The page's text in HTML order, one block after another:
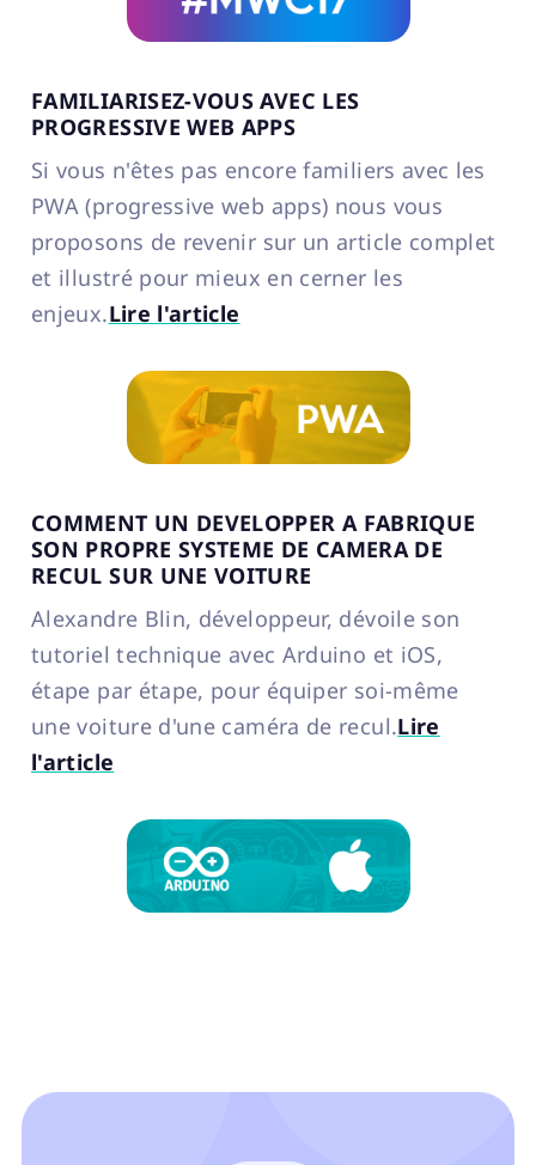
FAMILIARISEZ-VOUS AVEC LES
PROGRESSIVE WEB APPS
Si vous n'êtes pas encore familiers avec les
PWA (progressive web apps) nous vous
proposons de revenir sur un article complet
et illustré pour mieux en cerner les
enjeux.Lire l'article
COMMENT UN DEVELOPPER A FABRIQUE
SON PROPRE SYSTEME DE CAMERA DE
RECUL SUR UNE VOITURE
Alexandre Blin, développeur, dévoile son
tutoriel technique avec Arduino et iOS,
étape par étape, pour équiper soi-même
une voiture d'une caméra de recul.Lire
l'article